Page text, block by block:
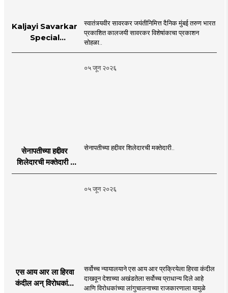
Kaljayi Savarkar
Special
स्वातंत्र्यवीर सावरकर जयंतीनिमित्त दैनिक मुंबई तरुण भारत
प्रकाशित कालजयी सावरकर विशेषांकाचा प्रकाशन
सोहळा..
०५ जून २०२६
सेनापतीच्या हद्दीवर
शिलेदारची मक्तेदारी |
Sahyadri Tiger
सेनापतीच्या हद्दीवर शिलेदारची मक्तेदारी..
०५ जून २०२६
एस आय आर ला हिरवा
कंदील अन् विरोधकांना
सर्वोच्च न्यायालयाने एस आय आर प्रक्रियेला हिरवा कंदील
दाखवून देशाच्या अखंडतेला सर्वोच्च प्राधान्य दिले आहे
आणि विरोधकांच्या लांगुचालनाच्या राजकारणाला यामुळे